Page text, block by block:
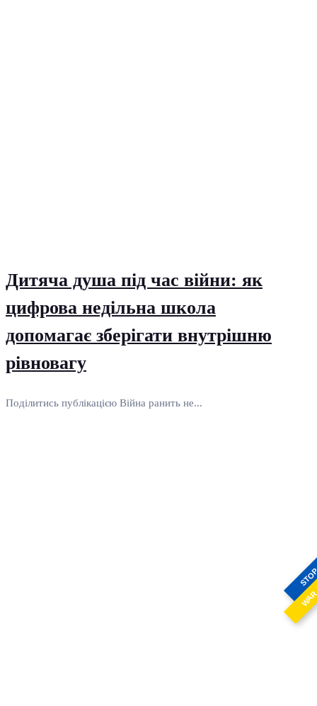
Дитяча душа під час війни: як
цифрова недільна школа
допомагає зберігати внутрішню
рівновагу
Поділитись публікацією Війна ранить не...